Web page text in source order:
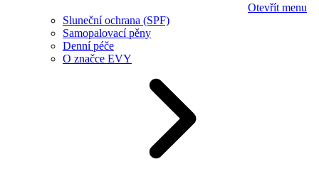
Otevřít menu
Sluneční ochrana (SPF)
Samopalovací pěny
Denní péče
O značce EVY